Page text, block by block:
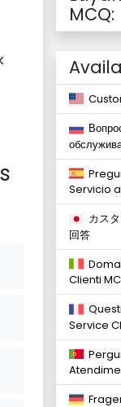
MCQ:
Servicio
カス
回答
Clienti
Service